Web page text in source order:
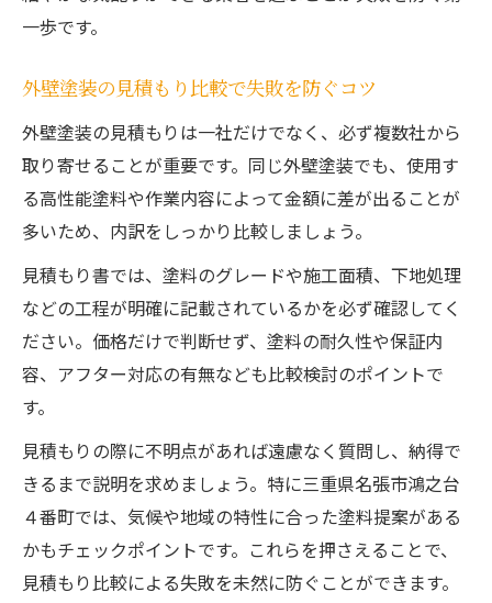
一歩です。
外壁塗装の見積もり比較で失敗を防ぐコツ
外壁塗装の見積もりは一社だけでなく、必ず複数社から
取り寄せることが重要です。同じ外壁塗装でも、使用す
る高性能塗料や作業内容によって金額に差が出ることが
多いため、内訳をしっかり比較しましょう。
見積もり書では、塗料のグレードや施工面積、下地処理
などの工程が明確に記載されているかを必ず確認してく
ださい。価格だけで判断せず、塗料の耐久性や保証内
容、アフター対応の有無なども比較検討のポイントで
す。
見積もりの際に不明点があれば遠慮なく質問し、納得で
きるまで説明を求めましょう。特に三重県名張市鴻之台
４番町では、気候や地域の特性に合った塗料提案がある
かもチェックポイントです。これらを押さえることで、
見積もり比較による失敗を未然に防ぐことができます。